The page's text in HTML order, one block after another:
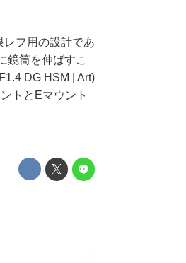
フ用の設計であ
鏡筒を伸ばすこ
DG HSM | Art)
トとEマウント